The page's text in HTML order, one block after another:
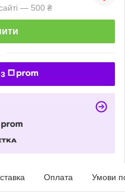
— 500 ₴
Оплата Умови